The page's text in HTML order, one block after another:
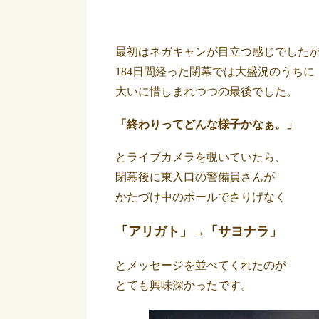
最初はネガキャンが目立つ感じでした
184日間経った閉幕では大盛況のうちに
大いに惜しまれつつの最後でした。
「終わりってどんな様子かなぁ。」
とライブカメラを覗いていたら、
閉幕後に東入口の警備員さんが
かたづけ中のポールでさりげなく
「アリガト」→「サヨナラ」
とメッセージを並べてくれたのが
とても興味深かったです。